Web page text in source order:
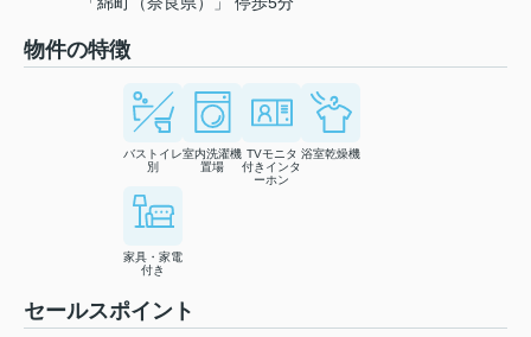
物件の特徴
バストイレ
別
室内洗濯機
置場
TVモニタ
付きインタ
ーホン
浴室乾燥機
家具・家電
付き
セールスポイント